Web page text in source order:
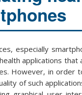
especially
applications
However, in order
of such